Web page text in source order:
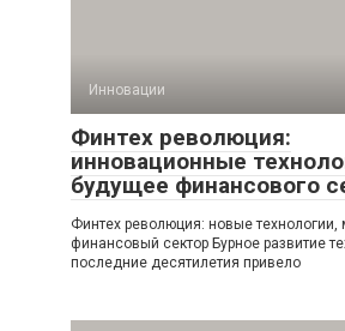
Инновации
Финтех революция:
инновационные
будущее финансового
Финтех революция: новые
финансовый сектор Бурное развитие
последние десятилетия привело